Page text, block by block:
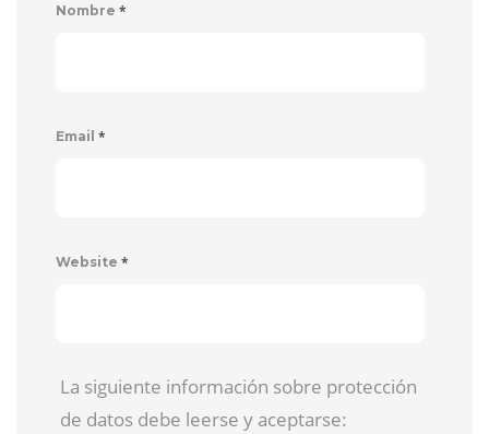
Nombre *
Email *
Website *
La siguiente información sobre protección
de datos debe leerse y aceptarse: